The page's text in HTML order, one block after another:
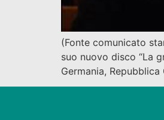
(Fonte comunicato
suo nuovo disco “La
Germania,